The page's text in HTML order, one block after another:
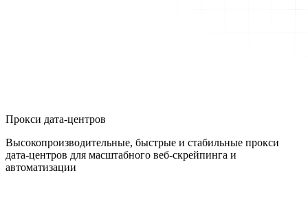
Прокси дата-центров
Высокопроизводительные, быстрые и стабильные прокси
дата-центров для масштабного веб-скрейпинга и
автоматизации